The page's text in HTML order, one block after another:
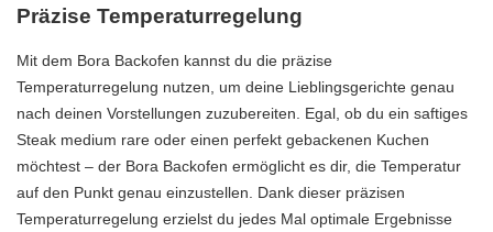
Präzise Temperaturregelung
Mit dem Bora Backofen kannst du die präzise
Temperaturregelung nutzen, um deine Lieblingsgerichte genau
nach deinen Vorstellungen zuzubereiten. Egal, ob du ein saftiges
Steak medium rare oder einen perfekt gebackenen Kuchen
möchtest – der Bora Backofen ermöglicht es dir, die Temperatur
auf den Punkt genau einzustellen. Dank dieser präzisen
Temperaturregelung erzielst du jedes Mal optimale Ergebnisse